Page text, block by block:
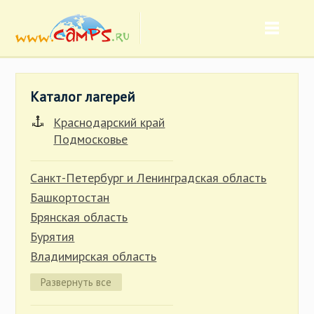
Каталог лагерей
Краснодарский край
Подмосковье
Санкт-Петербург и Ленинградская область
Башкортостан
Брянская область
Бурятия
Владимирская область
Волгоградская область
Вологодская область
Развернуть все